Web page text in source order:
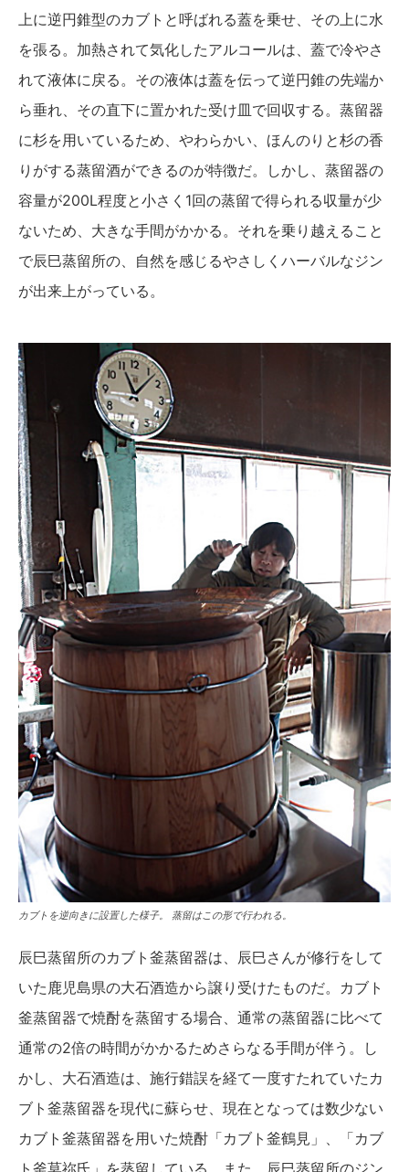
上に逆円錐型のカブトと呼ばれる蓋を乗せ、その上に水
を張る。加熱されて気化したアルコールは、蓋で冷やさ
れて液体に戻る。その液体は蓋を伝って逆円錐の先端か
ら垂れ、その直下に置かれた受け皿で回収する。蒸留器
に杉を用いているため、やわらかい、ほんのりと杉の香
りがする蒸留酒ができるのが特徴だ。しかし、蒸留器の
容量が200L程度と小さく1回の蒸留で得られる収量が少
ないため、大きな手間がかかる。それを乗り越えること
で辰巳蒸留所の、自然を感じるやさしくハーバルなジン
が出来上がっている。
カブトを逆向きに設置した様子。 蒸留はこの形で行われる。
辰巳蒸留所のカブト釜蒸留器は、辰巳さんが修行をして
いた鹿児島県の大石酒造から譲り受けたものだ。カブト
釜蒸留器で焼酎を蒸留する場合、通常の蒸留器に比べて
通常の2倍の時間がかかるためさらなる手間が伴う。し
かし、大石酒造は、施行錯誤を経て一度すたれていたカ
ブト釜蒸留器を現代に蘇らせ、現在となっては数少ない
カブト釜蒸留器を用いた焼酎「カブト釜鶴見」、「カブ
ト釜莫祢氏」を蒸留している。また、辰巳蒸留所のジン